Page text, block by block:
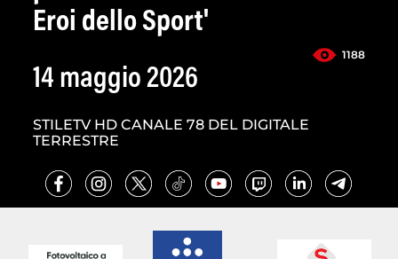
Eroi dello Sport'
1188
14 maggio 2026
STILETV HD CANALE 78 DEL DIGITALE
TERRESTRE